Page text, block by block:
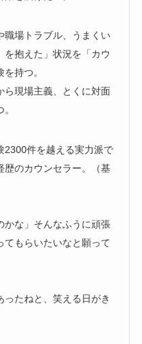
職場トラブル、うまくい
抱えた」状況を「カウ
持つ。
ら現場主義、とくに対面
2300件を越える実力派で
歴のカウンセラー。（基
かな」そんなふうに頑張
てもらいたいなと願って
たねと、笑える日がき